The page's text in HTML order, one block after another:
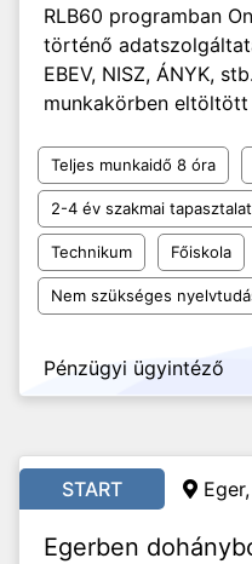
RLB60 programban
történő
EBEV, NISZ, ÁNYK,
munkakörben
Teljes munkaidő 8 óra
2-4 év szakmai tapasztalat
Technikum Főiskola
Nem szükséges
Pénzügyi ügyintéző
START
Egerben